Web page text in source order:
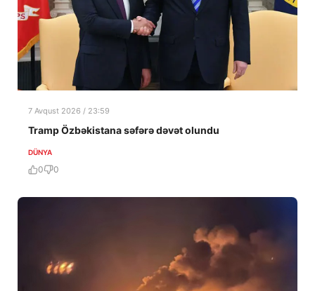
7 Avqust 2026 / 23:59
Tramp Özbəkistana səfərə dəvət olundu
DÜNYA
0 0